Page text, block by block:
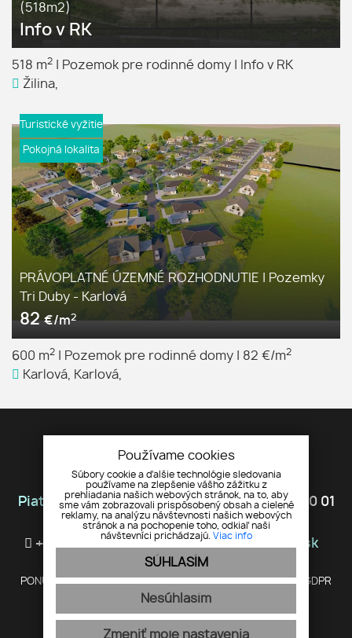
(518m2)
Info v RK
518 m2 Pozemok pre rodinné domy
Info v RK
Žilina,
Turistické vyžitie
Pokojná lokalita
PRÁVOPLATNÉ ÚZEMNÉ ROZHODNUTIE | Pozemky
Tri Duby - Karlová
82€/m2
600 m2 Pozemok pre rodinné domy 82 €/m2
Karlová, Karlová,
Piata Avenue s.r.o.
Tomáša Ružičku 23, 010 01
Žilina
+421 910 324 604
info@piataavenue.sk
PONUKA O NÁS VLOŽTE PONUKU/DOPYT KONTAKT
GDPR
COOKIES
Používame cookies
Súbory cookie a ďalšie technológie sledovania
používame na zlepšenie vášho zážitku z
prehliadania našich webových stránok, na to, aby
sme vám zobrazovali prispôsobený obsah a cielené
reklamy, na analýzu návštevnosti našich webových
stránok a na pochopenie toho, odkiaľ naši
návštevníci prichádzajú. Viac info
SÚHLASÍM
Nesúhlasím
Zmeniť moje nastavenia